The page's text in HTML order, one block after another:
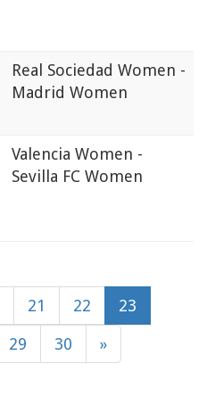
Real Sociedad Women -
Madrid Women
Valencia Women -
Sevilla FC Women
21 22 23
29 30 »